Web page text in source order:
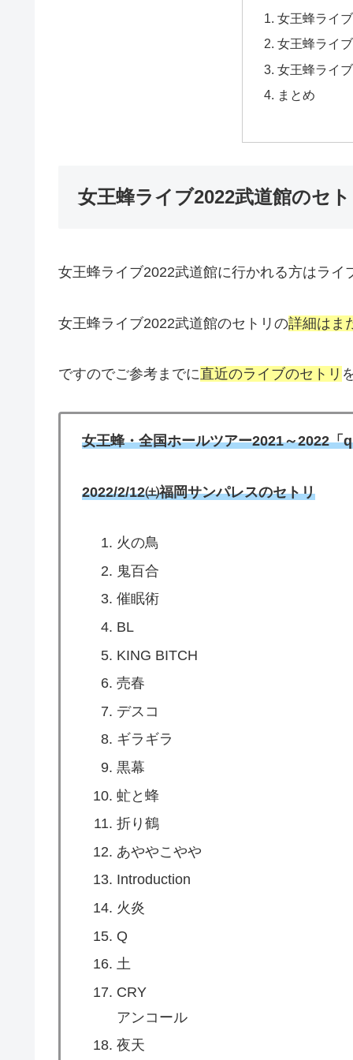
女王蜂ライ
女王蜂ライ
女王蜂ライ
まとめ
女王蜂ライブ2022武道館のセ
女王蜂ライブ2022武道館に行かれる方はラ
女王蜂ライブ2022武道館のセトリの詳細はま
ですのでご参考までに直近のライブのセトリ
女王蜂・全国ホールツアー2021～2022「
2022/2/12㈯福岡サンパレスのセトリ
火の鳥
鬼百合
催眠術
BL
KING BITCH
売春
デスコ
ギラギラ
黒幕
虻と蜂
折り鶴
あややこやや
Introduction
火炎
Q
土
CRY
アンコール
夜天